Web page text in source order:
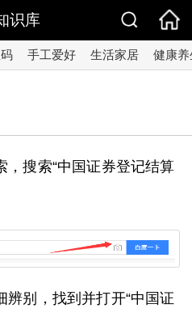
识库
手工爱好 生活家居 健康养
，搜索“中国证券登记结算
辨别，找到并打开“中国证